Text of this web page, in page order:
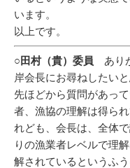
います。
以上です。
○田村（貴）委員 あり
岸会長にお尋ねしたいと
先ほどから質問があっ
者、漁協の理解は得ら
れども、会長は、全体
りの漁業者レベルで理
解されているというふ